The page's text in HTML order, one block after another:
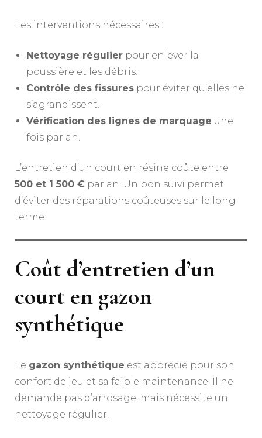
Les interventions nécessaires :
Nettoyage régulier pour enlever la
poussière et les débris.
Contrôle des fissures pour éviter qu’elles ne
s’agrandissent.
Vérification des lignes de marquage une
fois par an.
L’entretien d’un court en résine coûte entre
500 et 1 500 € par an. Un bon suivi permet
d’éviter des réparations coûteuses sur le long
terme.
Coût d’entretien d’un
court en gazon
synthétique
Le gazon synthétique est apprécié pour son
confort de jeu et sa faible maintenance. Il ne
demande pas d’arrosage, mais nécessite un
nettoyage régulier.